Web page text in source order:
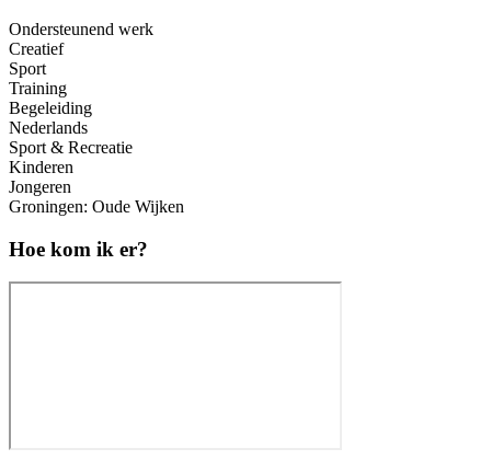
Ondersteunend werk
Creatief
Sport
Training
Begeleiding
Nederlands
Sport & Recreatie
Kinderen
Jongeren
Groningen: Oude Wijken
Hoe kom ik er?